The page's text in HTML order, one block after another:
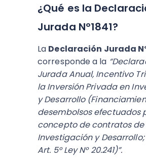
¿Qué es la
Jurada N°1841?
La Declaración Jurada
corresponde a la
Jurada Anual, Incentivo
la Inversión Privada en
y Desarrollo
desembolsos efectuados
concepto de contratos de
Investigación y
Art. 5° Ley N° 20.241)”.